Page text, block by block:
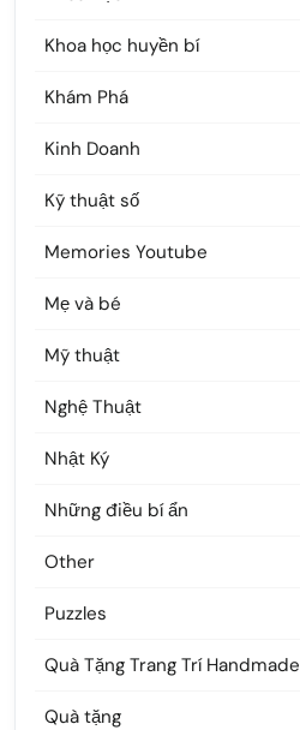
Khoa học huyền bí
Khám Phá
Kinh Doanh
Kỹ thuật số
Memories Youtube
Mẹ và bé
Mỹ thuật
Nghệ Thuật
Nhật Ký
Những điều bí ẩn
Other
Puzzles
Quà Tặng Trang Trí Handmade
Quà tặng